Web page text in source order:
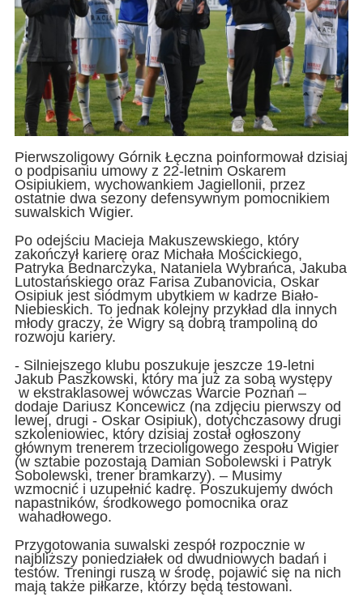
Pierwszoligowy Górnik Łęczna poinformował dzisiaj
o podpisaniu umowy z 22-letnim Oskarem
Osipiukiem, wychowankiem Jagiellonii, przez
ostatnie dwa sezony defensywnym pomocnikiem
suwalskich Wigier.
Po odejściu Macieja Makuszewskiego, który
zakończył karierę oraz Michała Mościckiego,
Patryka Bednarczyka, Nataniela Wybrańca, Jakuba
Lutostańskiego oraz Farisa Zubanovicia, Oskar
Osipiuk jest siódmym ubytkiem w kadrze Biało-
Niebieskich. To jednak kolejny przykład dla innych
młody graczy, że Wigry są dobrą trampoliną do
rozwoju kariery.
- Silniejszego klubu poszukuje jeszcze 19-letni
Jakub Paszkowski, który ma już za sobą występy
w ekstraklasowej wówczas Warcie Poznań –
dodaje Dariusz Koncewicz (na zdjęciu pierwszy od
lewej, drugi - Oskar Osipiuk), dotychczasowy drugi
szkoleniowiec, który dzisiaj został ogłoszony
głównym trenerem trzecioligowego zespołu Wigier
(w sztabie pozostają Damian Sobolewski i Patryk
Sobolewski, trener bramkarzy). – Musimy
wzmocnić i uzupełnić kadrę. Poszukujemy dwóch
napastników, środkowego pomocnika oraz
wahadłowego.
Przygotowania suwalski zespół rozpocznie w
najbliższy poniedziałek od dwudniowych badań i
testów. Treningi ruszą w środę, pojawić się na nich
mają także piłkarze, którzy będą testowani.